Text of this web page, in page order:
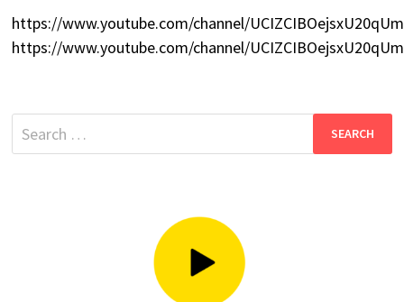
https://www.youtube.com/channel/
https://www.youtube.com/channel/
Search
for: